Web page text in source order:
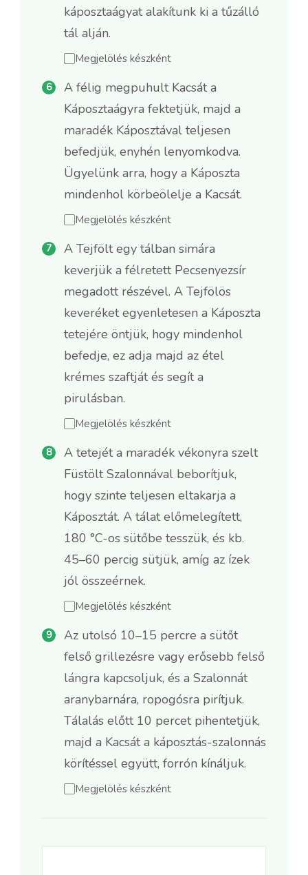
káposztaágyat alakítunk ki a tűzálló
tál alján.
Megjelölés készként
A félig megpuhult Kacsát a
Káposztaágyra fektetjük, majd a
maradék Káposztával teljesen
befedjük, enyhén lenyomkodva.
Ügyelünk arra, hogy a Káposzta
mindenhol körbeölelje a Kacsát.
Megjelölés készként
A Tejfölt egy tálban simára
keverjük a félretett Pecsenyezsír
megadott részével. A Tejfölös
keveréket egyenletesen a Káposzta
tetejére öntjük, hogy mindenhol
befedje, ez adja majd az étel
krémes szaftját és segít a
pirulásban.
Megjelölés készként
A tetejét a maradék vékonyra szelt
Füstölt Szalonnával beborítjuk,
hogy szinte teljesen eltakarja a
Káposztát. A tálat előmelegített,
180 °C-os sütőbe tesszük, és kb.
45–60 percig sütjük, amíg az ízek
jól összeérnek.
Megjelölés készként
Az utolsó 10–15 percre a sütőt
felső grillezésre vagy erősebb felső
lángra kapcsoljuk, és a Szalonnát
aranybarnára, ropogósra pirítjuk.
Tálalás előtt 10 percet pihentetjük,
majd a Kacsát a káposztás-szalonnás
körítéssel együtt, forrón kínáljuk.
Megjelölés készként